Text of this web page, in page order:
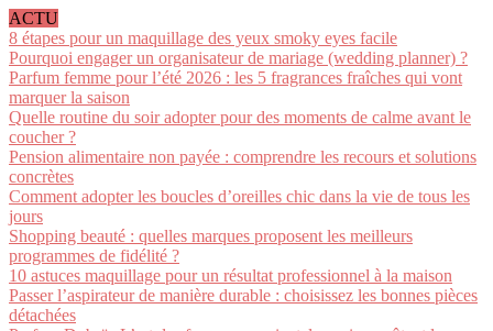
ACTU
8 étapes pour un maquillage des yeux smoky eyes facile
Pourquoi engager un organisateur de mariage (wedding planner) ?
Parfum femme pour l’été 2026 : les 5 fragrances fraîches qui vont
marquer la saison
Quelle routine du soir adopter pour des moments de calme avant le
coucher ?
Pension alimentaire non payée : comprendre les recours et solutions
concrètes
Comment adopter les boucles d’oreilles chic dans la vie de tous les
jours
Shopping beauté : quelles marques proposent les meilleurs
programmes de fidélité ?
10 astuces maquillage pour un résultat professionnel à la maison
Passer l’aspirateur de manière durable : choisissez les bonnes pièces
détachées